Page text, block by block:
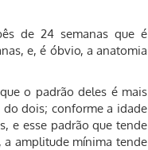
de 24 semanas que é
e, é óbvio, a anatomia
o padrão deles é mais
dois; conforme a idade
e esse padrão que tende
a amplitude mínima tende